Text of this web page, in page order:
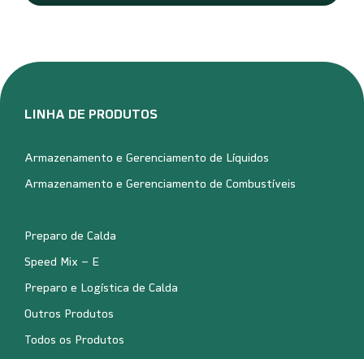
LINHA DE PRODUTOS
Armazenamento e Gerenciamento de Líquidos
Armazenamento e Gerenciamento de Combustíveis
Preparo de Calda
Speed Mix – E
Preparo e Logística de Calda
Outros Produtos
Todos os Produtos